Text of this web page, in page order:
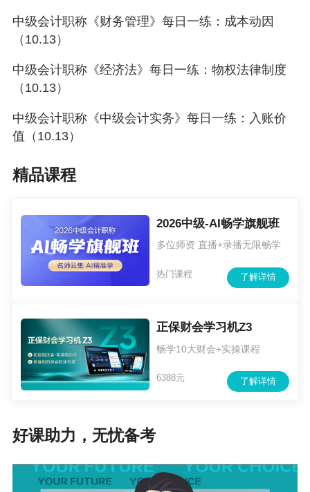
中级会计职称《财务管理》每日一练：成本动因
（10.13）
中级会计职称《经济法》每日一练：物权法律制度
（10.13）
中级会计职称《中级会计实务》每日一练：入账价
值（10.13）
精品课程
2026中级-AI畅学旗舰班
多位师资 直播+录播无限畅学
了解详情
热门课程
正保财会学习机Z3
畅学10大财会+实操课程
了解详情
6388元
好课助力，无忧备考